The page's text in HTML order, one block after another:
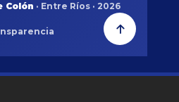
Colón · Entre Ríos · 2026